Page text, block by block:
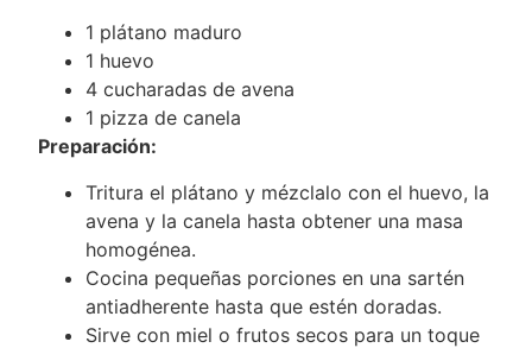
1 plátano maduro
1 huevo
4 cucharadas de avena
1 pizza de canela
Preparación:
Tritura el plátano y mézclalo con el huevo, la
avena y la canela hasta obtener una masa
homogénea.
Cocina pequeñas porciones en una sartén
antiadherente hasta que estén doradas.
Sirve con miel o frutos secos para un toque